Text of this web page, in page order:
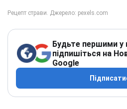
Будьте першими у
підпишіться на
Google